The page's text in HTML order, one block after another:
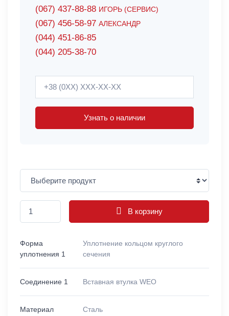
(067) 437-88-88 ИГОРЬ (СЕРВИС)
(067) 456-58-97 АЛЕКСАНДР
(044) 451-86-85
(044) 205-38-70
Узнать о наличии
В корзину
Форма
уплотнения 1
Уплотнение кольцом круглого
сечения
Соединение 1 Вставная втулка WEO
Материал Сталь